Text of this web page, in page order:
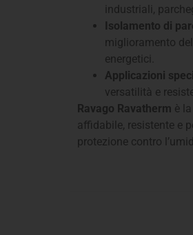
industriali,
Isolamento di
miglioramento
energetici.
Applicazioni
versatilità e
Ravago Ravatherm è
affidabile, resistente e
protezione contro